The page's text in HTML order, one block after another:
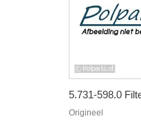
5.731-598.0
Origineel